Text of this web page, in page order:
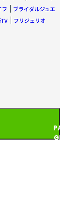
フ
ブライダルジュエ
フリジェリオ